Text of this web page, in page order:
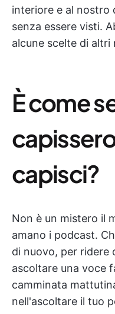
interiore e al nostro
senza essere visti.
alcune scelte di altri
È come
capisci?
Non è un mistero il
amano i podcast.
di nuovo, per ridere
ascoltare una voce
camminata
nell'ascoltare il tuo